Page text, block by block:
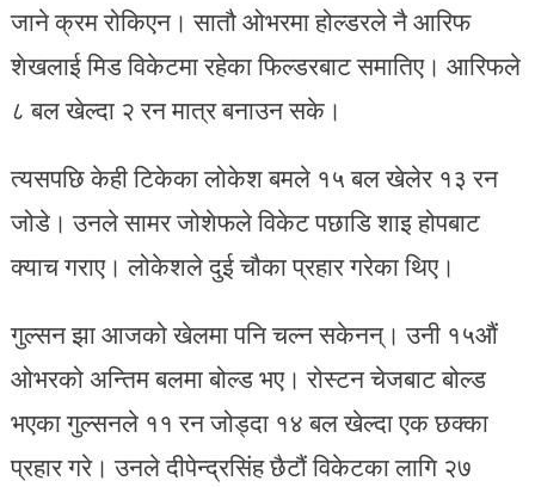
जाने क्रम रोकिएन। सातौ ओभरमा होल्डरले नै आरिफ
शेखलाई मिड विकेटमा रहेका फिल्डरबाट समातिए। आरिफले
८ बल खेल्दा २ रन मात्र बनाउन सके।
त्यसपछि केही टिकेका लोकेश बमले १५ बल खेलेर १३ रन
जोडे। उनले सामर जोशेफले विकेट पछाडि शाइ होपबाट
क्याच गराए। लोकेशले दुई चौका प्रहार गरेका थिए।
गुल्सन झा आजको खेलमा पनि चल्न सकेनन्। उनी १५औं
ओभरको अन्तिम बलमा बोल्ड भए। रोस्टन चेजबाट बोल्ड
भएका गुल्सनले ११ रन जोड्दा १४ बल खेल्दा एक छक्का
प्रहार गरे। उनले दीपेन्द्रसिंह छैटौं विकेटका लागि २७